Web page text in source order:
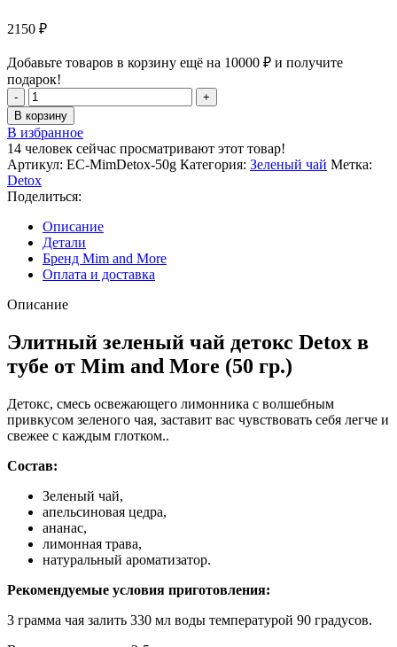
2150 ₽
Добавьте товаров в корзину ещё на 10000 ₽ и получите
подарок!
Количество
товара
Элитный
зеленый
чай
детокс
Detox
в
тубе
(50
гр.)
В корзину
В избранное
14 человек сейчас просматривают этот товар!
Артикул: EC-MimDetox-50g Категория: Зеленый чай Метка:
Detox
Поделиться:
Описание
Детали
Бренд Mim and More
Оплата и доставка
Описание
Элитный зеленый чай детокс Detox в
тубе от Mim and More (50 гр.)
Детокс, смесь освежающего лимонника с волшебным
привкусом зеленого чая, заставит вас чувствовать себя легче и
свежее с каждым глотком..
Состав:
Зеленый чай,
апельсиновая цедра,
ананас,
лимонная трава,
натуральный ароматизатор.
Рекомендуемые условия приготовления:
3 грамма чая залить 330 мл воды температурой 90 градусов.